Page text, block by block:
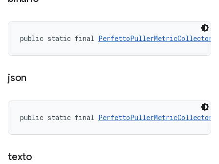
public static final
json
public static final
texto